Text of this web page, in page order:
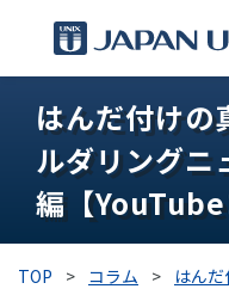
製品情報
IPC
導入事例
はんだ付けの
ルダリングニ
編【YouTube
TOP > コラム > はん